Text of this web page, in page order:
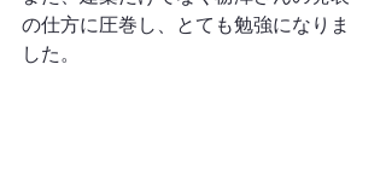
の仕方に圧巻し、とても勉強になりま
した。